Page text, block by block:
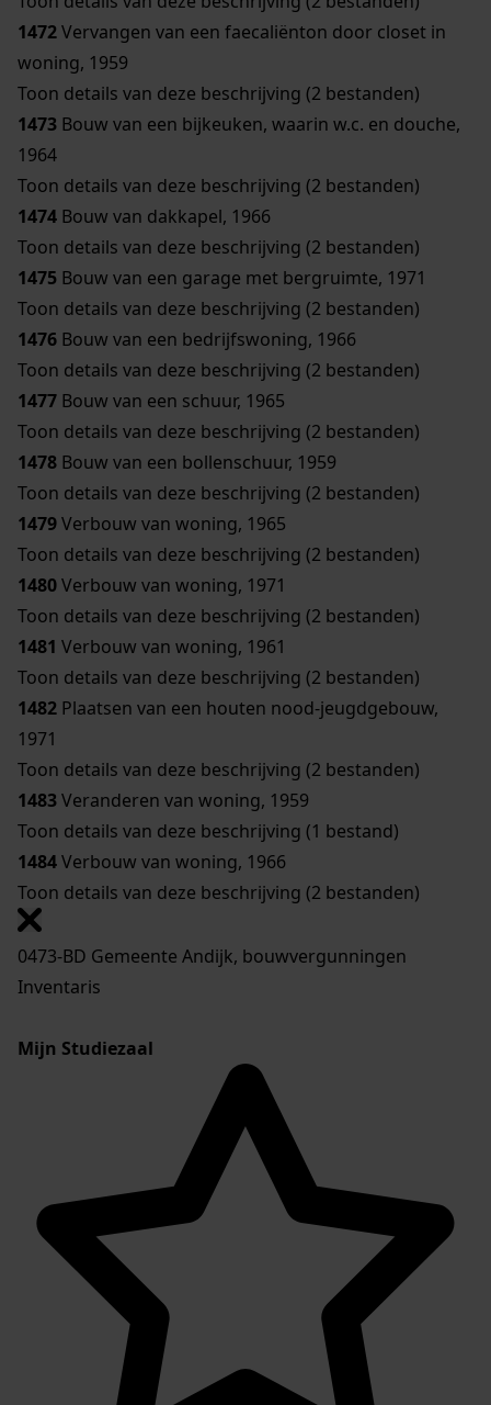
1472Vervangen van een faecaliënton door closet in
woning, 1959
Toon details van deze beschrijving (2 bestanden)
1473 Bouw van een bijkeuken, waarin w.c. en douche,
1964
Toon details van deze beschrijving (2 bestanden)
1474 Bouw van dakkapel, 1966
Toon details van deze beschrijving (2 bestanden)
1475 Bouw van een garage met bergruimte, 1971
Toon details van deze beschrijving (2 bestanden)
1476 Bouw van een bedrijfswoning, 1966
Toon details van deze beschrijving (2 bestanden)
1477 Bouw van een schuur, 1965
Toon details van deze beschrijving (2 bestanden)
1478 Bouw van een bollenschuur, 1959
Toon details van deze beschrijving (2 bestanden)
1479Verbouw van woning, 1965
Toon details van deze beschrijving (2 bestanden)
1480Verbouw van woning, 1971
Toon details van deze beschrijving (2 bestanden)
1481 Verbouw van woning, 1961
Toon details van deze beschrijving (2 bestanden)
1482 Plaatsen van een houten nood-jeugdgebouw,
1971
Toon details van deze beschrijving (2 bestanden)
1483Veranderen van woning, 1959
Toon details van deze beschrijving (1 bestand)
1484Verbouw van woning, 1966
Toon details van deze beschrijving (2 bestanden)
0473-BD Gemeente Andijk, bouwvergunningen
Inventaris
Mijn Studiezaal